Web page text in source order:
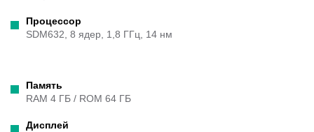
Процессор
SDM632, 8 ядер, 1,8 ГГц, 14 нм
Память
RAM 4 ГБ / ROM 64 ГБ
Дисплей